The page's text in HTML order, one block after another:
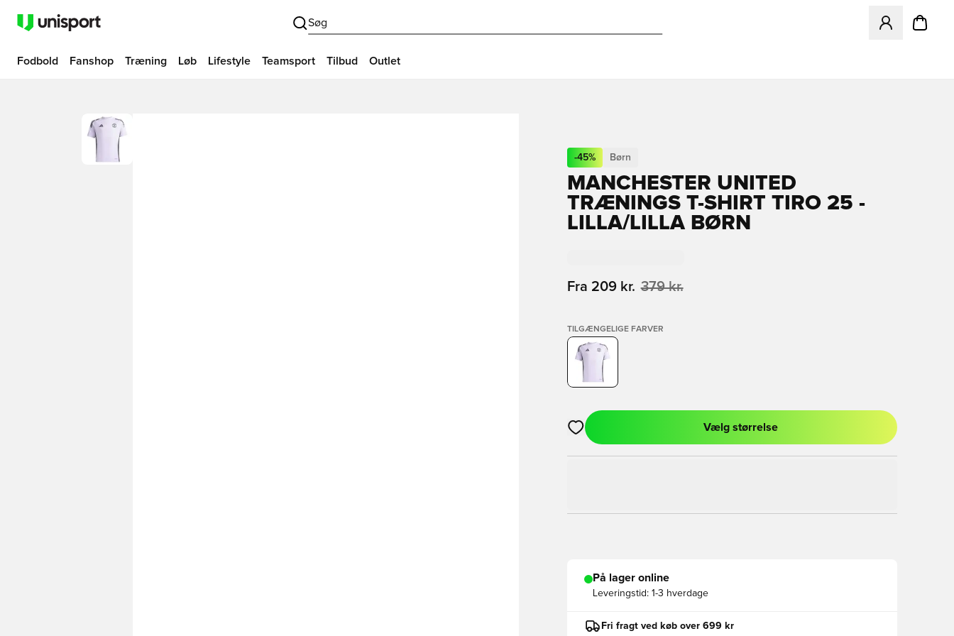
Søg
Åbner en
Fodbold Fanshop Træning Løb Lifestyle Teamsport Tilbud Outlet
-45% Børn
MANCHESTER UNITED
TRÆNINGS T-SHIRT TIRO 25 -
LILLA/LILLA BØRN
Fra 209 kr. 379 kr.
TILGÆNGELIGE FARVER
Åbner en Modal til at logge ind eller tilmelde dig som medlem
Vælg størrelse
På lager online
Leveringstid: 1-3 hverdage
Fri fragt ved køb over 699 kr